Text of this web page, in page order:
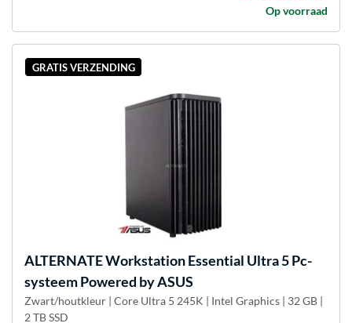
Op voorraad
GRATIS VERZENDING
ALTERNATEWorkstation Essential Ultra 5 Pc-
systeem Powered by ASUS
Zwart/houtkleur | Core Ultra 5 245K | Intel Graphics | 32 GB |
2 TB SSD